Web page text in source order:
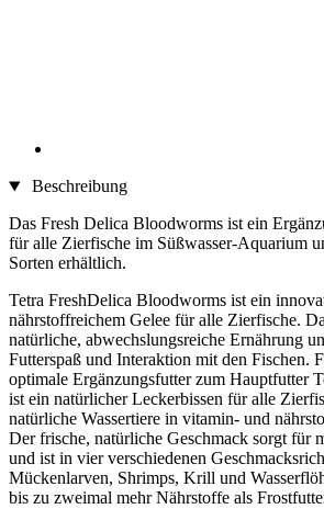
Beschreibung
Das Fresh Delica Bloodworms ist ein
für alle Zierfische im Süßwasser-Aquarium
Sorten erhältlich.
Tetra FreshDelica Bloodworms ist ein
nährstoffreichem Gelee für alle Zierfische.
natürliche, abwechslungsreiche Ernährung
Futterspaß und Interaktion mit den Fischen.
optimale Ergänzungsfutter zum Hauptfutter
ist ein natürlicher Leckerbissen für alle
natürliche Wassertiere in vitamin- und
Der frische, natürliche Geschmack sorgt für
und ist in vier verschiedenen
Mückenlarven, Shrimps, Krill und
bis zu zweimal mehr Nährstoffe als